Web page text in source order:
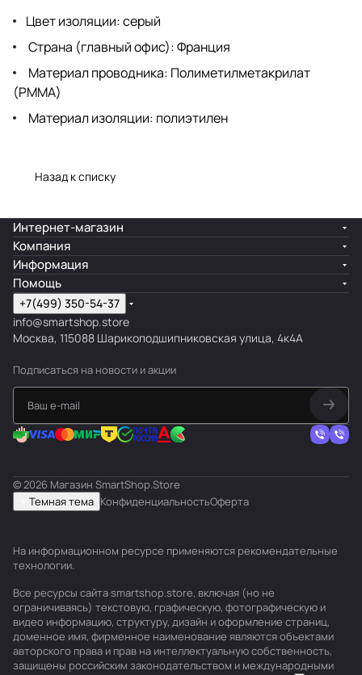
Цвет изоляции: серый
Страна (главный офис): Франция
Материал проводника: Полиметилметакрилат
(PMMA)
Материал изоляции: полиэтилен
Назад к списку
Интернет-магазин
Компания
Информация
Помощь
+7(499) 350-54-37
info@smartshop.store
Москва, 115088 Шарикоподшипниковская улица, 4к4А
Подписаться на новости и акции
© 2026 Магазин SmartShop.Store
Темная тема КонфиденциальностьОферта
На информационном ресурсе применяются рекомендательные
технологии.
Все ресурсы сайта smartshop.store, включая (но не
ограничиваясь) текстовую, графическую, фотографическую и
видео информацию, структуру, дизайн и оформление страниц,
доменное имя, фирменное наименование являются объектами
авторского права и прав на интеллектуальную собственность,
защищены российским законодательством и международными